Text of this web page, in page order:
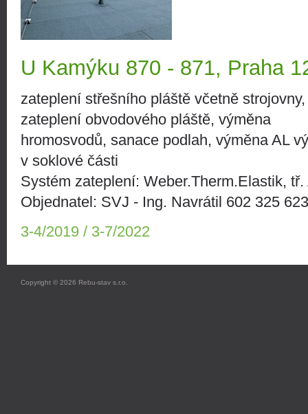
U Kamýku 870 - 871, Praha
zateplení střešního pláště včetně strojovny,
zateplení obvodového pláště, výměna
hromosvodů, sanace podlah, výměna AL
v soklové části
Systém zateplení: Weber.Therm.Elastik, tř.
Objednatel: SVJ - Ing. Navrátil 602 325 623
3-4/2019 / 3-7/2022
Copyright © 2026 Rebu-stav s.r.o.